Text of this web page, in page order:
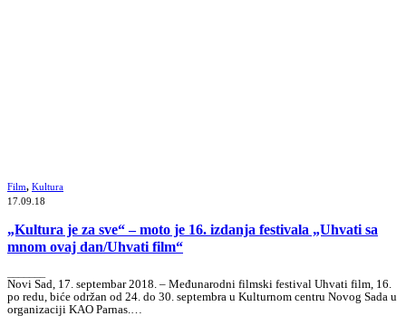
Film, Kultura
17.09.18
„Kultura je za sve“ – moto je 16. izdanja festivala „Uhvati sa
mnom ovaj dan/Uhvati film“
Novi Sad, 17. septembar 2018. – Međunarodni filmski festival Uhvati film, 16.
po redu, biće održan od 24. do 30. septembra u Kulturnom centru Novog Sada u
organizaciji KAO Parnas.…